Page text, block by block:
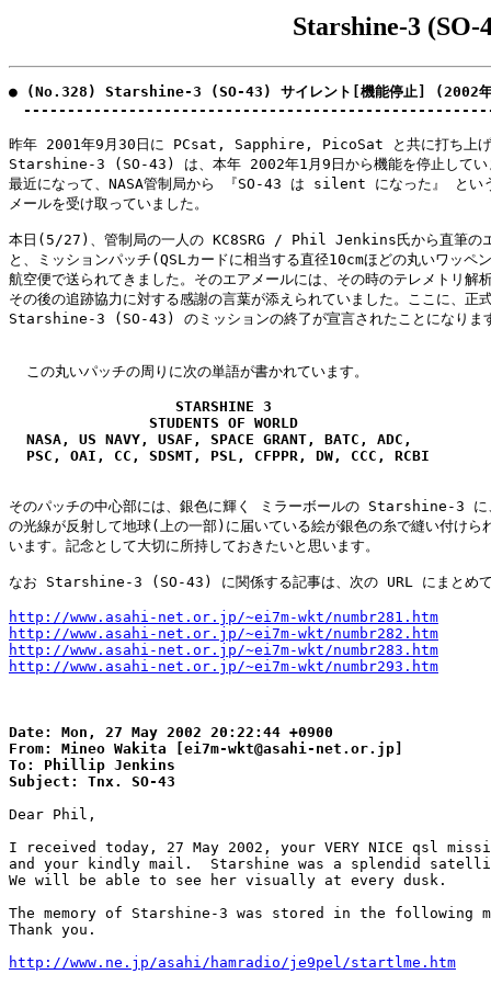
Starshine-3
● (No.328) Starshine-3 (SO-43) サイレント[機能停止] (2002
昨年 2001年9月30日に PCsat, Sapphire, PicoSat と共に打ち上げ
Starshine-3 (SO-43) は、本年 2002年1月9日から機能を停止してい
最近になって、NASA管制局から 『SO-43 は silent になった』 とい
メールを受け取っていました。
本日(5/27)、管制局の一人の KC8SRG / Phil Jenkins氏から直筆の
と、ミッションパッチ(QSLカードに相当する直径10cmほどの丸いワッペ
航空便で送られてきました。そのエアメールには、その時のテレメトリ解
その後の追跡協力に対する感謝の言葉が添えられていました。ここに、正
Starshine-3 (SO-43) のミッションの終了が宣言されたことになりま
                   STARSHINE 3
                STUDENTS OF WORLD
  NASA, US NAVY, USAF, SPACE GRANT, BATC, ADC,
そのパッチの中心部には、銀色に輝く ミラーボールの Starshine-3 に
の光線が反射して地球(上の一部)に届いている絵が銀色の糸で縫い付けら
います。記念として大切に所持しておきたいと思います。
なお Starshine-3 (SO-43) に関係する記事は、次の URL にまとめて
http://www.asahi-net.or.jp/~ei7m-wkt/numbr281.htm
http://www.asahi-net.or.jp/~ei7m-wkt/numbr282.htm
http://www.asahi-net.or.jp/~ei7m-wkt/numbr283.htm
http://www.asahi-net.or.jp/~ei7m-wkt/numbr293.htm
Date: Mon, 27 May 2002 20:22:44 +0900
From: Mineo Wakita [ei7m-wkt@asahi-net.or.jp]
To: Phillip Jenkins
Dear Phil,
I received today, 27 May 2002, your VERY NICE qsl
and your kindly mail.  Starshine was a splendid
We will be able to see her visually at every dusk.
The memory of Starshine-3 was stored in the following
Thank you.
http://www.ne.jp/asahi/hamradio/je9pel/startlme.htm